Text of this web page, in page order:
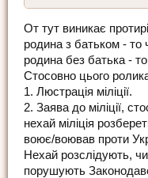
От тут виникає
родина з батьком - то
родина без батька -
Стосовно цього
1. Люстрація міліції.
2. Заява до міліції,
нехай міліція
воює/воював проти
Нехай розслідують,
порушують